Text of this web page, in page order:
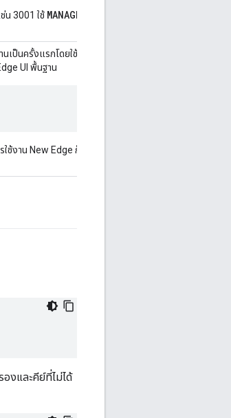
น 3001 ใช้ MANAGEMENT_UI_PORT
เป็นครั้งแรกโดยใช้
UI พื้นฐาน
ใช้งาน New Edge ก็ตาม พร็อพเพอร์ตี้นี้ยังคงต้องตั้งค่า
งและคีย์ที่ไม่ได้